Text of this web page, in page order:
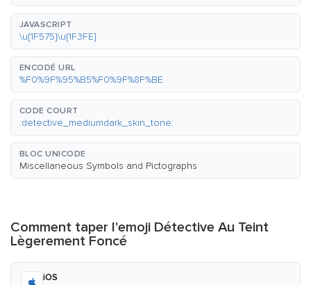
JAVASCRIPT
\u{1F575}\u{1F3FE}
ENCODÉ URL
%F0%9F%95%B5%F0%9F%8F%BE
CODE COURT
:detective_mediumdark_skin_tone:
BLOC UNICODE
Miscellaneous Symbols and Pictographs
Comment taper l'emoji Détective Au Teint
Lègerement Foncé
iOS